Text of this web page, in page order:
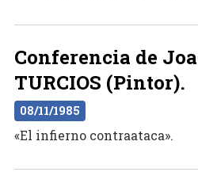
Conferencia de
TURCIOS (Pintor).
08/11/1985
«El infierno contraataca».